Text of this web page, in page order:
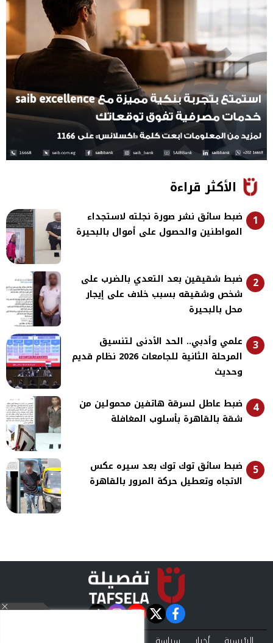
الأكثر قراءة
1
ضبط سائق نشر صورة نجلته لاستجداء
المواطنين والحصول على أموال بالبحيرة
2
ضبط شقيقين بعد التعدي بالضرب على
شخص وشقيقه بسبب خلاف على إيجار
محل بالبحيرة
3
علمي وأدبي.. الحد الأدنى لتنسيق
المرحلة الثانية للجامعات 2026 نظام قديم
وحديث
4
ضبط عاطل لسرقة هاتفين محمولين من
شقة بالقاهرة بأسلوب المغافلة
5
ضبط سائق توك توك بعد سيره عكس
الاتجاه وتعطيل حركة المرور بالقاهرة
facebook
twitter